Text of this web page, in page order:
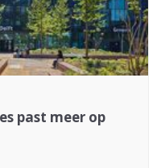
past meer op